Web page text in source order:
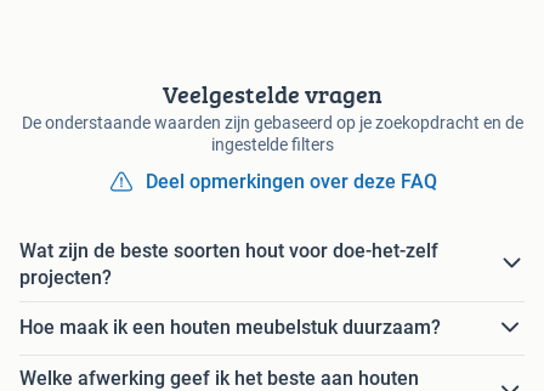
Veelgestelde vragen
De onderstaande waarden zijn gebaseerd op je zoekopdracht en de
ingestelde filters
Deel opmerkingen over deze FAQ
Wat zijn de beste soorten hout voor doe-het-zelf
projecten?
Hoe maak ik een houten meubelstuk duurzaam?
Welke afwerking geef ik het beste aan houten